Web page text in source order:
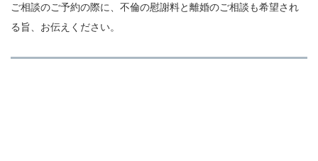
ご相談のご予約の際に、不倫の慰謝料と離婚のご相談も希望され
る旨、お伝えください。